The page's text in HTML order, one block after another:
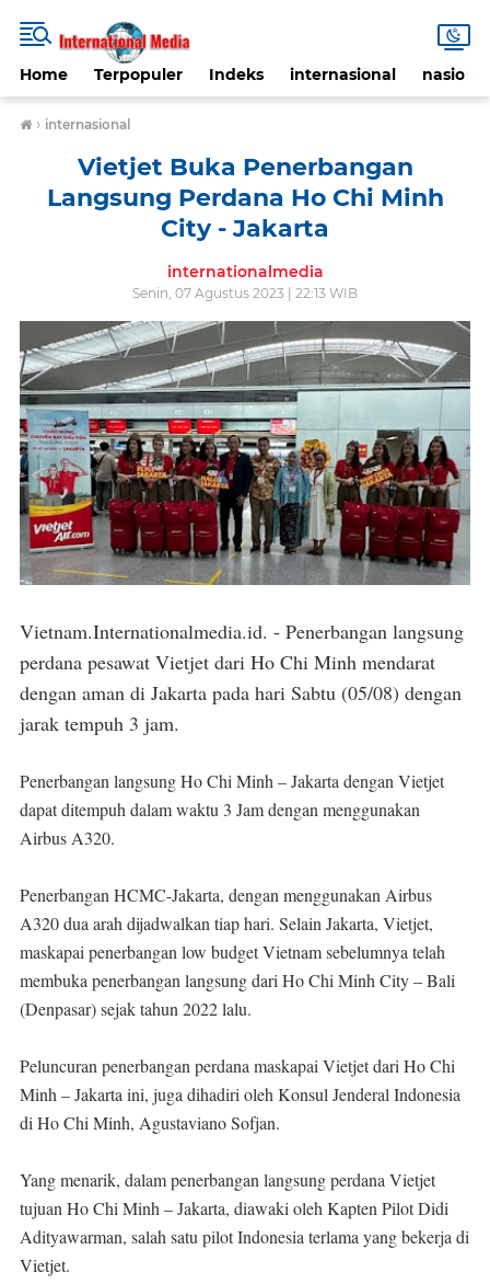
Home Terpopuler Indeks internasional nasional
› internasional
Vietjet Buka Penerbangan
Langsung Perdana Ho Chi Minh
City - Jakarta
internationalmedia
Senin, 07 Agustus 2023 | 22:13 WIB
Vietnam.Internationalmedia.id. - Penerbangan langsung
perdana pesawat Vietjet dari Ho Chi Minh mendarat
dengan aman di Jakarta pada hari Sabtu (05/08) dengan
jarak tempuh 3 jam.
Penerbangan langsung Ho Chi Minh – Jakarta dengan Vietjet
dapat ditempuh dalam waktu 3 Jam dengan menggunakan
Airbus A320.
Penerbangan HCMC-Jakarta, dengan menggunakan Airbus
A320 dua arah dijadwalkan tiap hari. Selain Jakarta, Vietjet,
maskapai penerbangan low budget Vietnam sebelumnya telah
membuka penerbangan langsung dari Ho Chi Minh City – Bali
(Denpasar) sejak tahun 2022 lalu.
Peluncuran penerbangan perdana maskapai Vietjet dari Ho Chi
Minh – Jakarta ini, juga dihadiri oleh Konsul Jenderal Indonesia
di Ho Chi Minh, Agustaviano Sofjan.
Yang menarik, dalam penerbangan langsung perdana Vietjet
tujuan Ho Chi Minh – Jakarta, diawaki oleh Kapten Pilot Didi
Adityawarman, salah satu pilot Indonesia terlama yang bekerja di
Vietjet.